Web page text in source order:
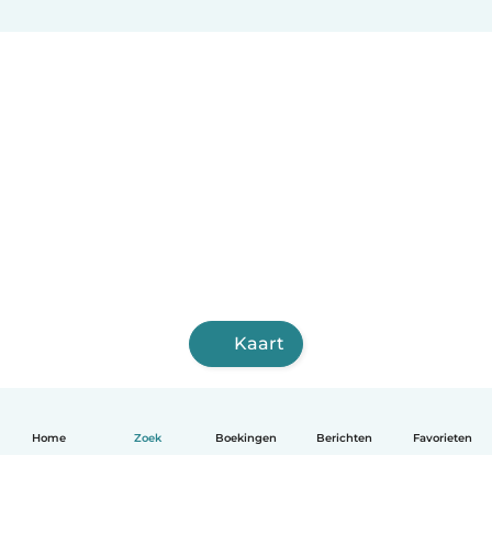
Home Zoek Boekingen Berichten Favorieten
Kaart